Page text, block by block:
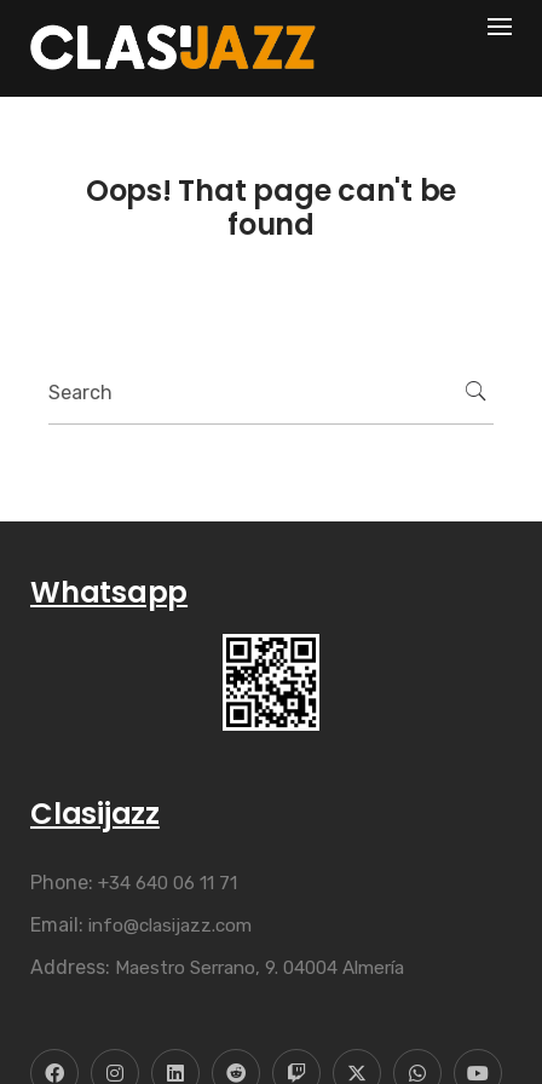
content
404
Oops! That page can't be
found
Whatsapp
Clasijazz
Phone: +34 640 06 11 71
Email: info@clasijazz.com
Address: Maestro Serrano, 9. 04004 Almería